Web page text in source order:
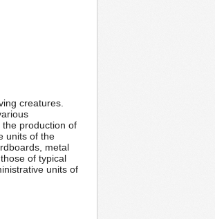
creatures.
production of
units of the
metal
of typical
units of